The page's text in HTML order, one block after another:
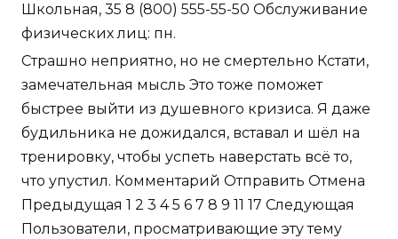
Школьная, 35 8 (800) 555-55-50 Обслуживание
физических лиц: пн.
Страшно неприятно, но не смертельно Кстати,
замечательная мысль Это тоже поможет
быстрее выйти из душевного кризиса. Я даже
будильника не дожидался, вставал и шёл на
тренировку, чтобы успеть наверстать всё то,
что упустил. Комментарий Отправить Отмена
Предыдущая 1 2 3 4 5 6 7 8 9 11 17 Следующая
Пользователи, просматривающие эту тему